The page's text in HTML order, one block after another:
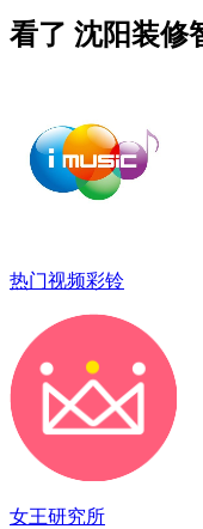
看了 沈阳装修
热门视频彩铃
女王研究所